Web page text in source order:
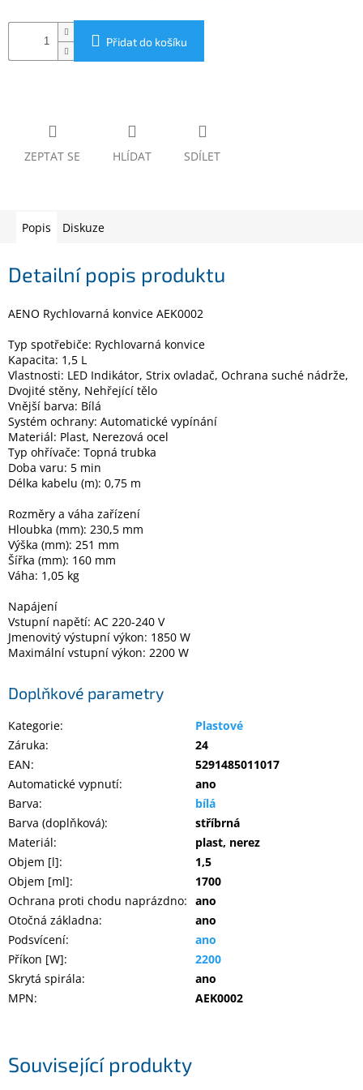
Gaming
Cyklo
Velké
Počítače
a
notebooky
Elektronika
Domácnost
Friday
VÝPRODEJ
Akční
zboží
TONERY
A
počítačů
Inpraise
Kamerové
systémy
MILESIGHT
Doprodej
Přihlášení
Přidat do košíku
ZEPTAT SE HLÍDAT SDÍLET
Související produkty
Popis Diskuze
Detailní popis produktu
AENO Rychlovarná konvice AEK0002
Typ spotřebiče: Rychlovarná konvice
Kapacita: 1,5 L
Vlastnosti: LED Indikátor, Strix ovladač, Ochrana suché nádrže,
Dvojité stěny, Nehřející tělo
Vnější barva: Bílá
Systém ochrany: Automatické vypínání
Materiál: Plast, Nerezová ocel
Typ ohřívače: Topná trubka
Doba varu: 5 min
Délka kabelu (m): 0,75 m
Rozměry a váha zařízení
Hloubka (mm): 230,5 mm
Výška (mm): 251 mm
Šířka (mm): 160 mm
Váha: 1,05 kg
Napájení
Vstupní napětí: AC 220-240 V
Jmenovitý výstupní výkon: 1850 W
Maximální vstupní výkon: 2200 W
Doplňkové parametry
Kategorie:
Plastové
Záruka:
24
EAN:
5291485011017
Automatické vypnutí:
ano
Barva:
bílá
Barva (doplňková):
stříbrná
Materiál:
plast, nerez
Objem [l]:
1,5
Objem [ml]:
1700
Ochrana proti chodu naprázdno: ano
Otočná základna:
ano
Podsvícení:
ano
Příkon [W]:
2200
Skrytá spirála:
ano
MPN: AEK0002